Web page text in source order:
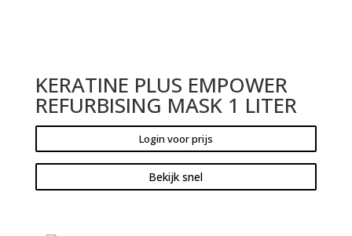
KERATINE PLUS EMPOWER
REFURBISING MASK 1 LITER
Login voor prijs
Bekijk snel